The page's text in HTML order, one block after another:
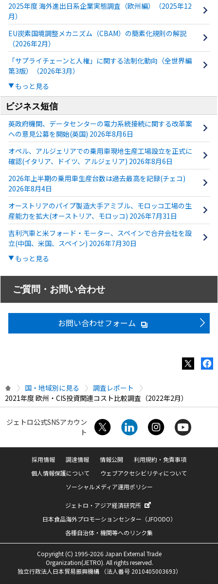
2025年度 海外進出日系企業実態調査（欧州編）（2025年12
月）
EU炭素国境調整メカニズム（CBAM）の簡素化規則の解説
（2026年2月）
「サプライチェーンと人権」に関する法制化動向（全世界編
第3版）（2026年3月）
もっと見る
ビジネス短信
英政府機関、データセンターの電力系統接続に関する改革案
への意見公募を開始(英国) 2026年8月6日
オペル、アルジェリアでの乗用車現地生産工場設立を正式に
確認(イタリア、ドイツ、アルジェリア) 2026年8月6日
2026年上半期の乗用車生産台数は過去最高を記録(チェコ)
2026年8月4日
オーストリアのパイプ製造大手アミブル、モロッコ工場の生
産能力を拡大(オーストリア、モロッコ) 2026年7月31日
吉利汽車と米フォード・モーター、スペインで合弁会社を設
立(中国、米国、スペイン) 2026年7月30日
もっと見る
ご質問・お問い合わせ
お問い合わせフォーム
国・地域別に見る
調査レポート
2021年度 欧州・CIS投資関連コスト比較調査（2022年2月）
ジェトロ公式SNSアカウン
ト
採用情報 調達情報 情報公開
利用規約・免責事項
個人情報保護について
ウェブアクセシビリティについて
ソーシャルメディア運用ポリシー
ジェトロ・アジア経済研究所
日本食品海外プロモーションセンター（JFOODO）
各種自治体・機関等へのリンク集
Copyright (C) 1995-2026 Japan External Trade
Organization(JETRO). All rights reserved.
独立行政法人日本貿易振興機構 （法人番号 2010405003693）